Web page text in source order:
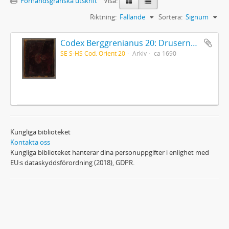
Sortera: Signum
Riktning: Fallande
Codex Berggrenianus 20: Drusernas på Libanon heliga bok
SE S-HS Cod. Orient 20 Arkiv ca 1690
Kungliga biblioteket
Kontakta oss
Kungliga biblioteket hanterar dina personuppgifter i enlighet med
EU:s dataskyddsförordning (2018), GDPR.